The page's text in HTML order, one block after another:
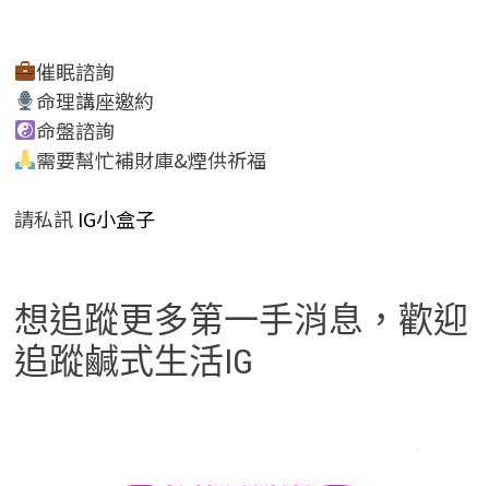
催眠諮詢
命理講座邀約
命盤諮詢
需要幫忙補財庫&煙供祈福
請私訊IG小盒子
想追蹤更多第一手消息，歡迎
追蹤鹹式生活IG